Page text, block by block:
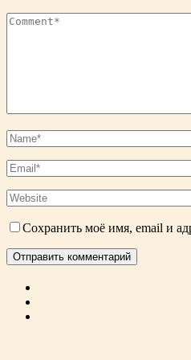
Сохранить моё имя, email и